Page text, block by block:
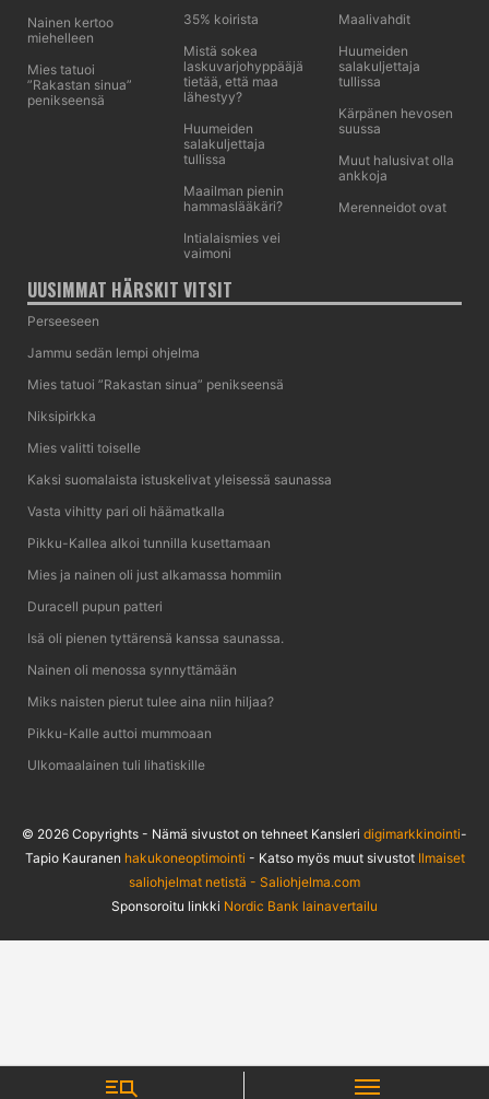
Nainen kertoo
miehelleen
Mies tatuoi
”Rakastan sinua”
penikseensä
35% koirista
Mistä sokea
laskuvarjohyppääjä
tietää, että maa
lähestyy?
Huumeiden
salakuljettaja
tullissa
Maailman pienin
hammaslääkäri?
Intialaismies vei
vaimoni
Maalivahdit
Huumeiden
salakuljettaja
tullissa
Kärpänen hevosen
suussa
Muut halusivat olla
ankkoja
Merenneidot ovat
UUSIMMAT HÄRSKIT VITSIT
Perseeseen
Jammu sedän lempi ohjelma
Mies tatuoi ”Rakastan sinua” penikseensä
Niksipirkka
Mies valitti toiselle
Kaksi suomalaista istuskelivat yleisessä saunassa
Vasta vihitty pari oli häämatkalla
Pikku-Kallea alkoi tunnilla kusettamaan
Mies ja nainen oli just alkamassa hommiin
Duracell pupun patteri
Isä oli pienen tyttärensä kanssa saunassa.
Nainen oli menossa synnyttämään
Miks naisten pierut tulee aina niin hiljaa?
Pikku-Kalle auttoi mummoaan
Ulkomaalainen tuli lihatiskille
© 2026 Copyrights - Nämä sivustot on tehneet Kansleri digimarkkinointi-
Tapio Kauranen hakukoneoptimointi - Katso myös muut sivustot Ilmaiset
saliohjelmat netistä - Saliohjelma.com
Sponsoroitu linkki Nordic Bank lainavertailu